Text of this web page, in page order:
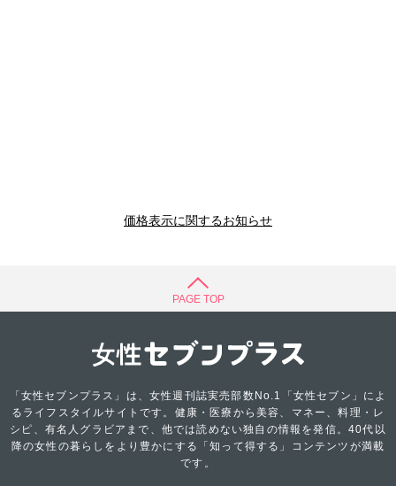
価格表示に関するお知らせ
PAGE TOP
「女性セブンプラス」は、女性週刊誌実売部数No.1「女性セブン」によ
るライフスタイルサイトです。健康・医療から美容、マネー、料理・レ
シピ、有名人グラビアまで、他では読めない独自の情報を発信。40代以
降の女性の暮らしをより豊かにする「知って得する」コンテンツが満載
です。